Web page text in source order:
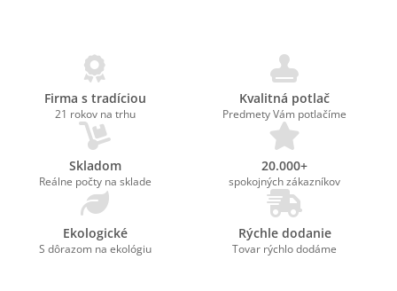
Firma s tradíciou
21 rokov na trhu
Kvalitná potlač
Predmety Vám potlačíme
Skladom
Reálne počty na sklade
20.000+
spokojných zákazníkov
Ekologické
S dôrazom na ekológiu
Rýchle dodanie
Tovar rýchlo dodáme